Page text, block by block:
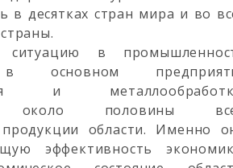
в десятках стран мира и во
ситуацию в
основном
и
около половины
области. Именно
эффективность